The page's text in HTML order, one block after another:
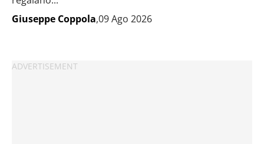
Giuseppe Coppola,09 Ago 2026